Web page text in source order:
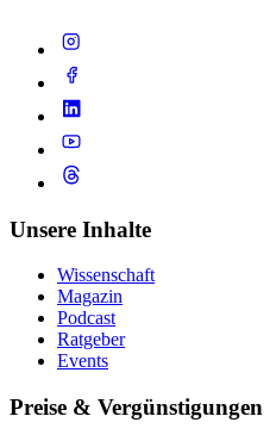
Unsere Inhalte
Wissenschaft
Magazin
Podcast
Ratgeber
Events
Preise & Vergünstigungen